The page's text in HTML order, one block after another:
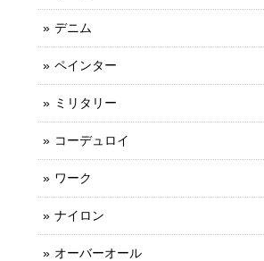
デニム
ペインター
ミリタリー
コーデュロイ
ワーク
ナイロン
オーバーオール